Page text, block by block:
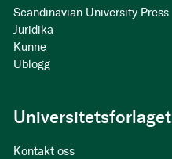
Scandinavian University Press
Juridika
Kunne
Ublogg
Universitetsforlaget
Kontakt oss